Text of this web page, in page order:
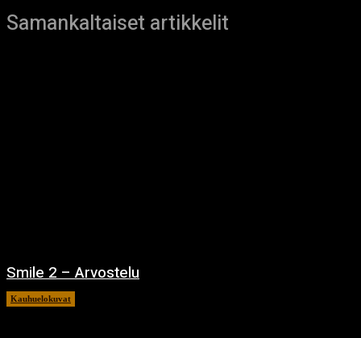
Samankaltaiset artikkelit
Smile 2 – Arvostelu
Kauhuelokuvat